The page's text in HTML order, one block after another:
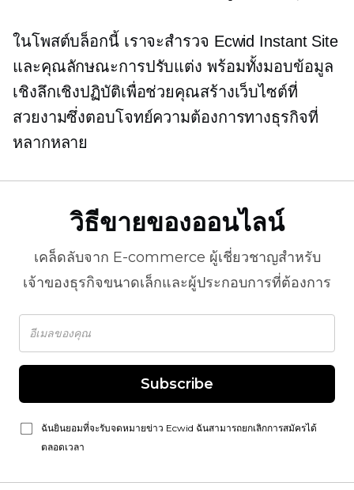
ในโพสต์บล็อกนี้ เราจะสำรวจ Ecwid Instant Site
และคุณลักษณะการปรับแต่ง พร้อมทั้งมอบข้อมูล
เชิงลึกเชิงปฏิบัติเพื่อช่วยคุณสร้างเว็บไซต์ที่
สวยงามซึ่งตอบโจทย์ความต้องการทางธุรกิจที่
หลากหลาย
วิธีขายของออนไลน์
เคล็ดลับจาก E-commerce ผู้เชี่ยวชาญสำหรับ
เจ้าของธุรกิจขนาดเล็กและผู้ประกอบการที่ต้องการ
Subscribe
ฉันยินยอมที่จะรับจดหมายข่าว Ecwid ฉันสามารถยกเลิกการสมัครได้
ตลอดเวลา